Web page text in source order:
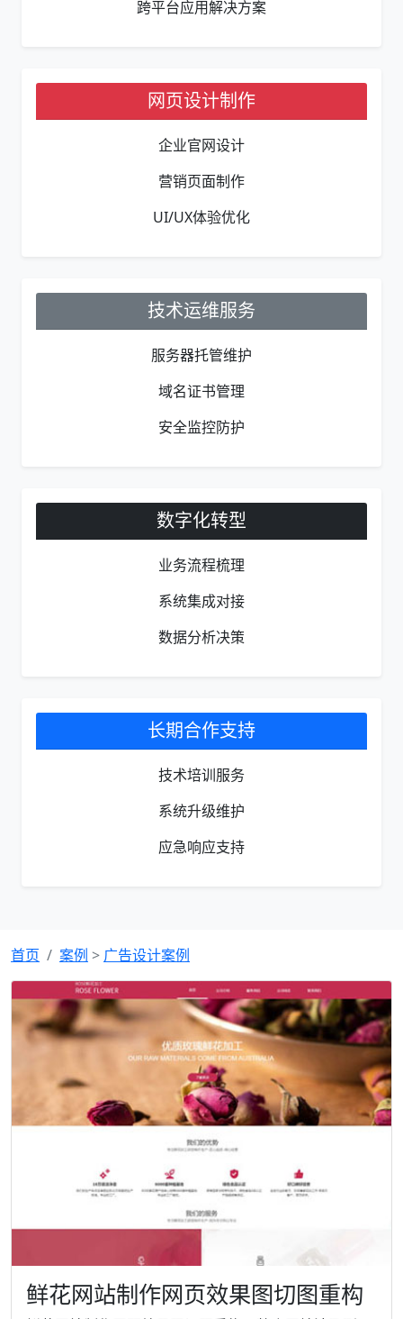
跨平台应用解决方案
网页设计制作
企业官网设计
营销页面制作
UI/UX体验优化
技术运维服务
服务器托管维护
域名证书管理
安全监控防护
数字化转型
业务流程梳理
系统集成对接
数据分析决策
长期合作支持
技术培训服务
系统升级维护
应急响应支持
首页 案例 > 广告设计案例
鲜花网站制作网页效果图切图重构